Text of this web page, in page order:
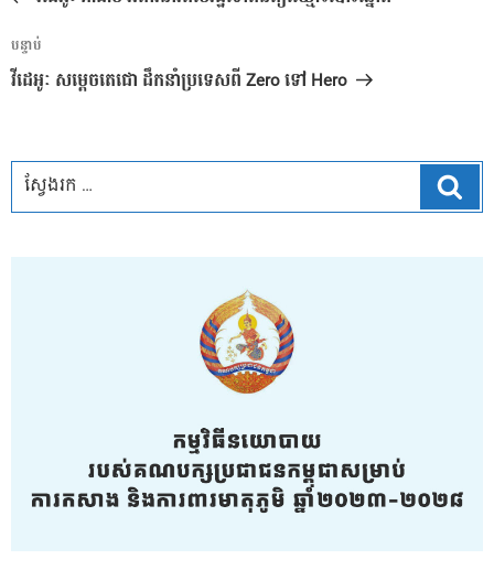
ប្រកាស
អត្ថបទ
បន្ទាប់
បន្ទាប់
វីដេអូៈ សម្តេចតេជោ ដឹកនាំប្រទេសពី Zero ទៅ Hero